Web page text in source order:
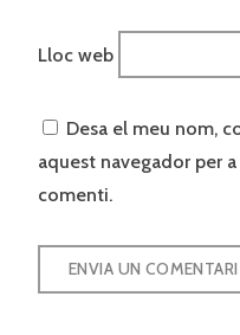
Lloc web
Desa el meu nom,
aquest navegador per
comenti.